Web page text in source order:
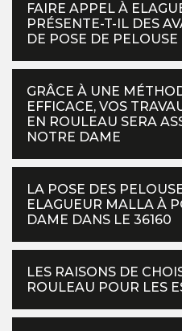
FAIRE APPEL À
PRÉSENTE-T-IL DES
DE POSE DE
GRÂCE À UNE
EFFICACE, VOS
EN ROULEAU SERA
NOTRE DAME
LA POSE DES
ELAGUEUR MALLA À
DAME DANS LE 36160
LES RAISONS DE
ROULEAU POUR LES